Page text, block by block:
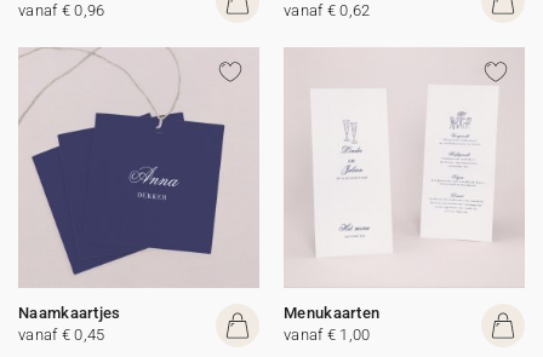
vanaf € 0,96
vanaf € 0,62
Naamkaartjes
vanaf € 0,45
Menukaarten
vanaf € 1,00